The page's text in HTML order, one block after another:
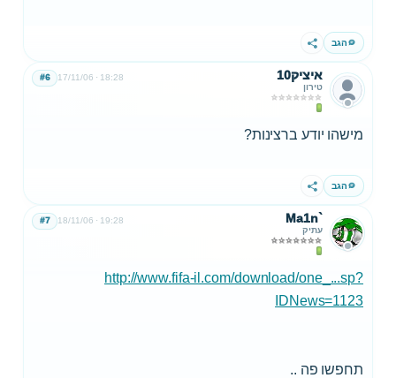
הגב שתף
איציק10
טירון
17/11/06 18:28
#6
מישהו יודע ברצינות?
הגב שתף
Ma1n`
עתיק
18/11/06 19:28
#7
http://www.fifa-il.com/download/one_...sp?
IDNews=1123
תחפשו פה ..